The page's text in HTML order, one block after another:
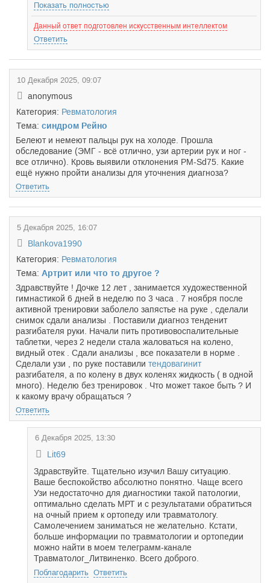
Показать полностью
Данный ответ подготовлен искусственным интеллектом
Ответить
10 Декабря 2025, 09:07
anonymous
Категория: Ревматология
Тема: синдром Рейно
Белеют и немеют пальцы рук на холоде. Прошла
обследование (ЭМГ - всё отлично, узи артерии рук и ног -
все отлично). Кровь выявили отклонения РМ-Sd75. Какие
ещё нужно пройти анализы для уточнения диагноза?
Ответить
5 Декабря 2025, 16:07
Blankova1990
Категория: Ревматология
Тема: Артрит или что то другое ?
Здравствуйте ! Дочке 12 лет , занимается художественной
гимнастикой 6 дней в неделю по 3 часа . 7 ноября после
активной тренировки заболело запястье на руке , сделали
снимок сдали анализы . Поставили диагноз тенденит
разгибателя руки. Начали пить противовоспалительные
таблетки, через 2 недели стала жаловаться на колено,
видный отек . Сдали анализы , все показатели в норме .
Сделали узи , по руке поставили тендовагинит
разгибателя, а по колену в двух коленях жидкость ( в одной
много). Неделю без тренировок . Что может такое быть ? И
к какому врачу обращаться ?
Ответить
6 Декабря 2025, 13:30
Lit69
Здравствуйте. Тщательно изучил Вашу ситуацию.
Ваше беспокойство абсолютно понятно. Чаще всего
Узи недостаточно для диагностики такой патологии,
оптимально сделать МРТ и с результатами обратиться
на очный прием к ортопеду или травматологу.
Самолечением заниматься не желательно. Кстати,
больше информации по травматологии и ортопедии
можно найти в моем телеграмм-канале
Травматолог_Литвиненко. Всего доброго.
Поблагодарить Ответить